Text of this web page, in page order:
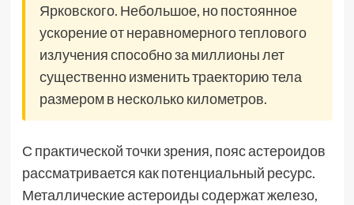
Ярковского. Небольшое, но постоянное
ускорение от неравномерного теплового
излучения способно за миллионы лет
существенно изменить траекторию тела
размером в несколько километров.
С практической точки зрения, пояс астероидов
рассматривается как потенциальный ресурс.
Металлические астероиды содержат железо,